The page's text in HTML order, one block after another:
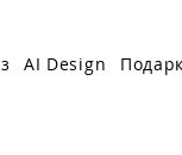
AI Design